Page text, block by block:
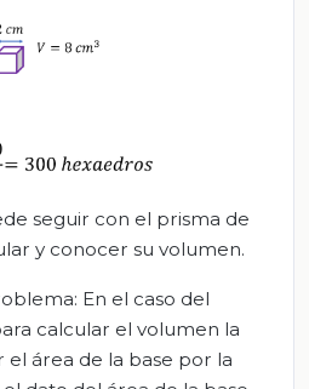
seguir con el prisma de
y conocer su volumen.
En el caso del
calcular el volumen la
área de la base por la